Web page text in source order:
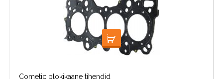
LOE EDASI
Cometic plokikaane tihendid